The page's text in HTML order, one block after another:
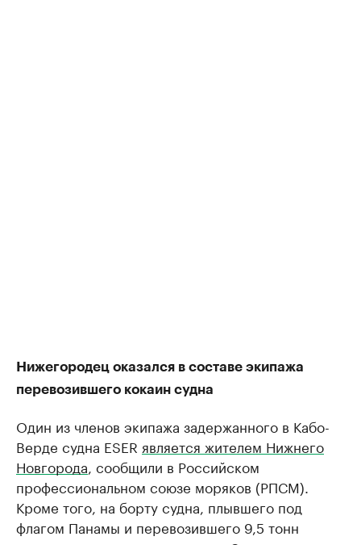
Нижегородец оказался в составе экипажа
перевозившего кокаин судна
Один из членов экипажа задержанного в Кабо-
Верде судна ESER является жителем Нижнего
Новгорода , сообщили в Российском
профессиональном союзе моряков (РПСМ).
Кроме того, на борту судна, плывшего под
флагом Панамы и перевозившего 9,5 тонн